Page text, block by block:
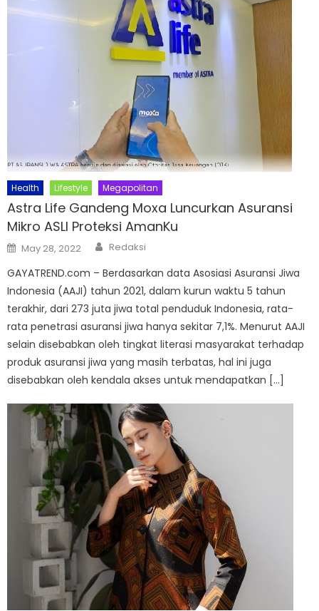
Health Lifestyle Megapolitan
Astra Life Gandeng Moxa Luncurkan Asuransi
Mikro ASLI Proteksi AmanKu
Posted
on
May 28, 2022 Author
Redaksi
GAYATREND.com – Berdasarkan data Asosiasi Asuransi Jiwa
Indonesia (AAJI) tahun 2021, dalam kurun waktu 5 tahun
terakhir, dari 273 juta jiwa total penduduk Indonesia, rata-
rata penetrasi asuransi jiwa hanya sekitar 7,1%. Menurut AAJI
selain disebabkan oleh tingkat literasi masyarakat terhadap
produk asuransi jiwa yang masih terbatas, hal ini juga
disebabkan oleh kendala akses untuk mendapatkan […]